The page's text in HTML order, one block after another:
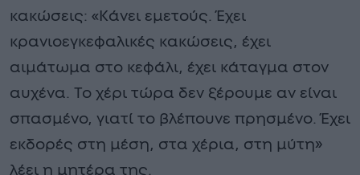
κακώσεις: «Κάνει εμετούς. Έχει
κρανιοεγκεφαλικές κακώσεις, έχει
αιμάτωμα στο κεφάλι, έχει κάταγμα στον
αυχένα. Το χέρι τώρα δεν ξέρουμε αν είναι
σπασμένο, γιατί το βλέπουνε πρησμένο. Έχει
εκδορές στη μέση, στα χέρια, στη μύτη»
λέει η μητέρα της.